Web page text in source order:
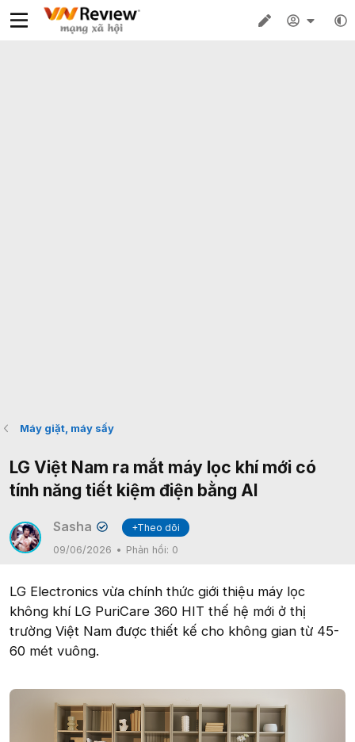
Máy giặt, máy sấy
LG Việt Nam ra mắt máy lọc khí mới có
tính năng tiết kiệm điện bằng AI
Sasha ✔
+Theo dõi
09/06/2026
Phản hồi: 0
LG Electronics vừa chính thức giới thiệu máy lọc
không khí LG PuriCare 360 HIT thế hệ mới ở thị
trường Việt Nam được thiết kế cho không gian từ 45-
60 mét vuông.